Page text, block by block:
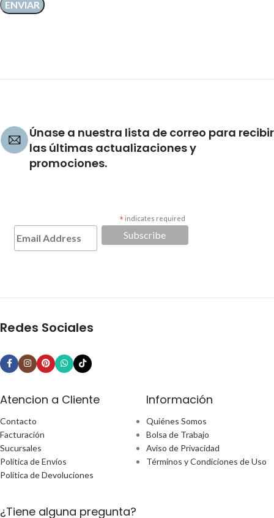
Únase a nuestra lista de correo para recibir
las últimas actualizaciones y
promociones.
* indicates required
Redes Sociales
Atencion a Cliente
Contacto
Facturación
Sucursales
Política de Envíos
Política de Devoluciones
Información
Quiénes Somos
Bolsa de Trabajo
Aviso de Privacidad
Términos y Condiciones de Uso
¿Tiene alguna pregunta?